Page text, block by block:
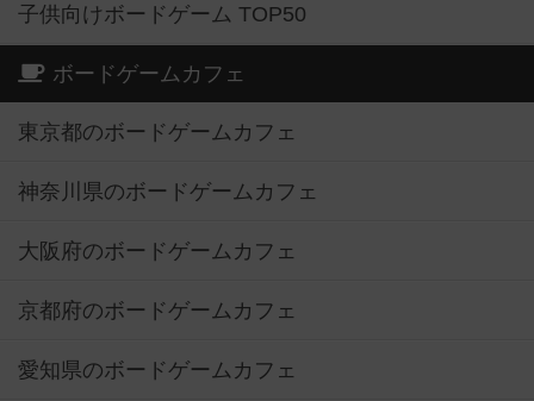
子供向けボードゲーム TOP50
ボードゲームカフェ
東京都のボードゲームカフェ
神奈川県のボードゲームカフェ
大阪府のボードゲームカフェ
京都府のボードゲームカフェ
愛知県のボードゲームカフェ